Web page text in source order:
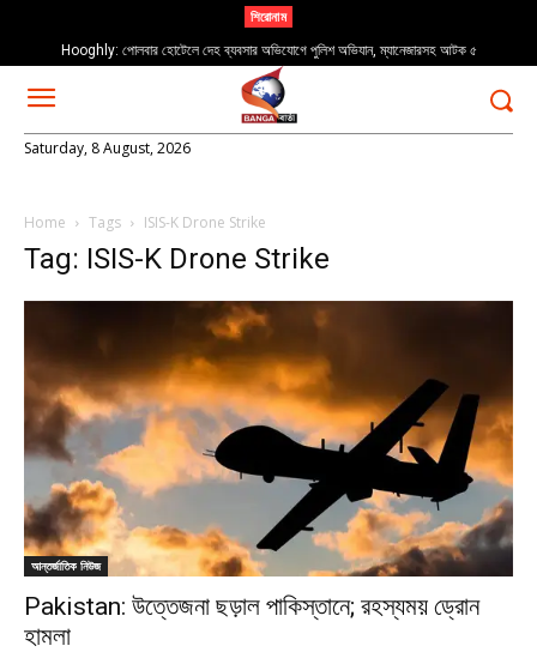
শিরোনাম
Hooghly: পোলবার হোটেলে দেহ ব্যবসার অভিযোগে পুলিশ অভিযান, ম্যানেজারসহ আটক ৫
Saturday, 8 August, 2026
Home Tags ISIS-K Drone Strike
Tag: ISIS-K Drone Strike
আন্তর্জাতিক নিউজ
Pakistan: উত্তেজনা ছড়াল পাকিস্তানে; রহস্যময় ড্রোন
হামলা